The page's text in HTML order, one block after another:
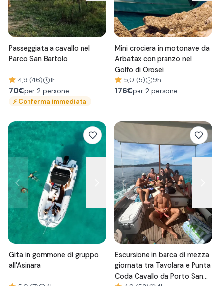
Passeggiata a cavallo nel
Parco San Bartolo
4,9 (46) 1h
70€per 2 persone
⚡Conferma immediata
Mini crociera in motonave da
Arbatax con pranzo nel
Golfo di Orosei
5,0 (5) 9h
176€per 2 persone
Gita in gommone di gruppo
all'Asinara
Escursione in barca di mezza
giornata tra Tavolara e Punta
Coda Cavallo da Porto San